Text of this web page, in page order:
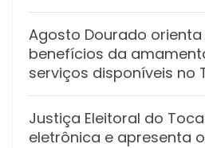
Agosto Dourado
benefícios da
serviços disponíveis no
Justiça Eleitoral do
eletrônica e apresenta